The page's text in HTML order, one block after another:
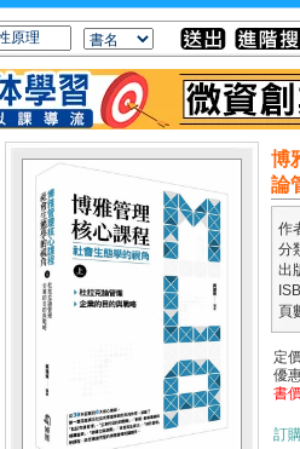
博
論
作
分
出
頁
定
優
書
訂